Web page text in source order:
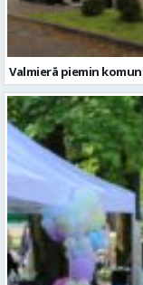
Valmierā piemin